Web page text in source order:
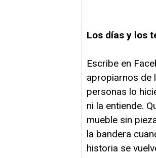
Los días y los
Escribe en
apropiarnos de
personas lo
ni la entiende.
mueble sin
la bandera
historia se